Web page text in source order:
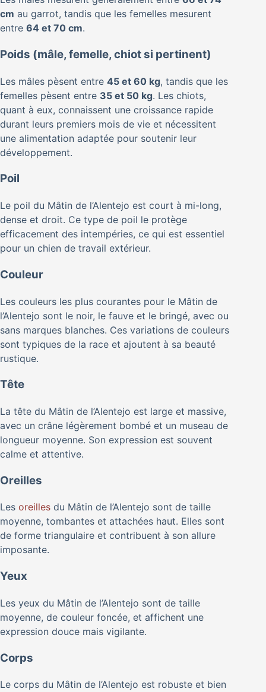
cm au garrot, tandis que les femelles mesurent
entre 64 et 70 cm.
Poids (mâle, femelle, chiot si pertinent)
Les mâles pèsent entre 45 et 60 kg, tandis que les
femelles pèsent entre 35 et 50 kg. Les chiots,
quant à eux, connaissent une croissance rapide
durant leurs premiers mois de vie et nécessitent
une alimentation adaptée pour soutenir leur
développement.
Poil
Le poil du Mâtin de l’Alentejo est court à mi-long,
dense et droit. Ce type de poil le protège
efficacement des intempéries, ce qui est essentiel
pour un chien de travail extérieur.
Couleur
Les couleurs les plus courantes pour le Mâtin de
l’Alentejo sont le noir, le fauve et le bringé, avec ou
sans marques blanches. Ces variations de couleurs
sont typiques de la race et ajoutent à sa beauté
rustique.
Tête
La tête du Mâtin de l’Alentejo est large et massive,
avec un crâne légèrement bombé et un museau de
longueur moyenne. Son expression est souvent
calme et attentive.
Oreilles
Les oreilles du Mâtin de l’Alentejo sont de taille
moyenne, tombantes et attachées haut. Elles sont
de forme triangulaire et contribuent à son allure
imposante.
Yeux
Les yeux du Mâtin de l’Alentejo sont de taille
moyenne, de couleur foncée, et affichent une
expression douce mais vigilante.
Corps
Le corps du Mâtin de l’Alentejo est robuste et bien